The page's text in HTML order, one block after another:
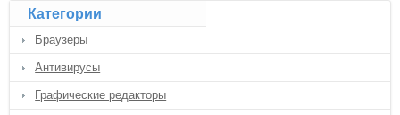
Категории
Браузеры
Антивирусы
Графические редакторы